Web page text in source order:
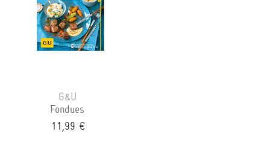
G&U
Fondues
11,99 €